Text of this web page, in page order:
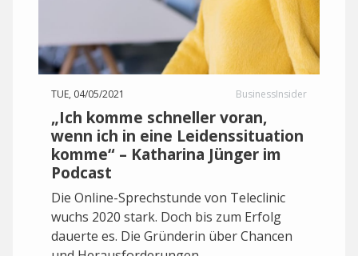
TUE, 04/05/2021 BusinessInsider
„Ich komme schneller voran,
wenn ich in eine Leidenssituation
komme“ – Katharina Jünger im
Podcast
Die Online-Sprechstunde von Teleclinic
wuchs 2020 stark. Doch bis zum Erfolg
dauerte es. Die Gründerin über Chancen